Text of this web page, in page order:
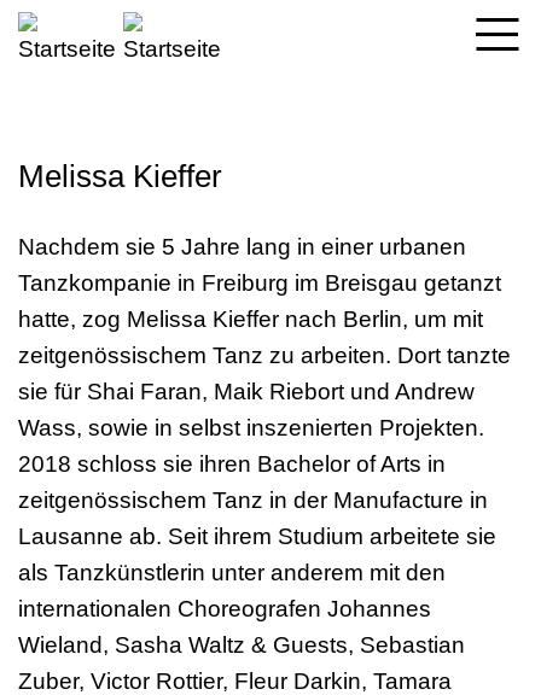
Direkt
Melissa Kieffer
Nachdem sie 5 Jahre lang in einer urbanen
Tanzkompanie in Freiburg im Breisgau getanzt
hatte, zog Melissa Kieffer nach Berlin, um mit
zeitgenössischem Tanz zu arbeiten. Dort tanzte
sie für Shai Faran, Maik Riebort und Andrew
Wass, sowie in selbst inszenierten Projekten.
2018 schloss sie ihren Bachelor of Arts in
zeitgenössischem Tanz in der Manufacture in
Lausanne ab. Seit ihrem Studium arbeitete sie
als Tanzkünstlerin unter anderem mit den
internationalen Choreografen Johannes
Wieland, Sasha Waltz & Guests, Sebastian
Zuber, Victor Rottier, Fleur Darkin, Tamara